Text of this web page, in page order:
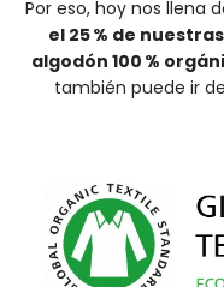
Por eso, hoy nos llena
el 25 % de
algodón 100 %
también puede ir